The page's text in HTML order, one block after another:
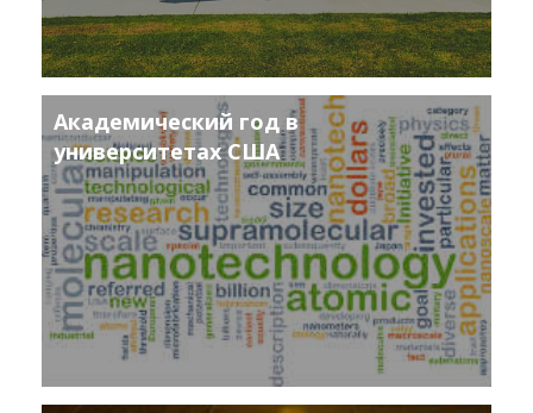
Академический год в
университетах США